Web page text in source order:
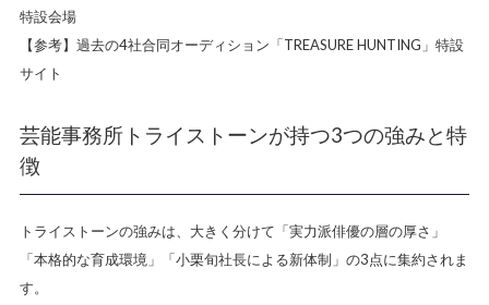
特設会場
【参考】過去の4社合同オーディション「TREASURE HUNTING」特設
サイト
芸能事務所トライストーンが持つ3つの強みと特
徴
トライストーンの強みは、大きく分けて「実力派俳優の層の厚さ」
「本格的な育成環境」「小栗旬社長による新体制」の3点に集約されま
す。